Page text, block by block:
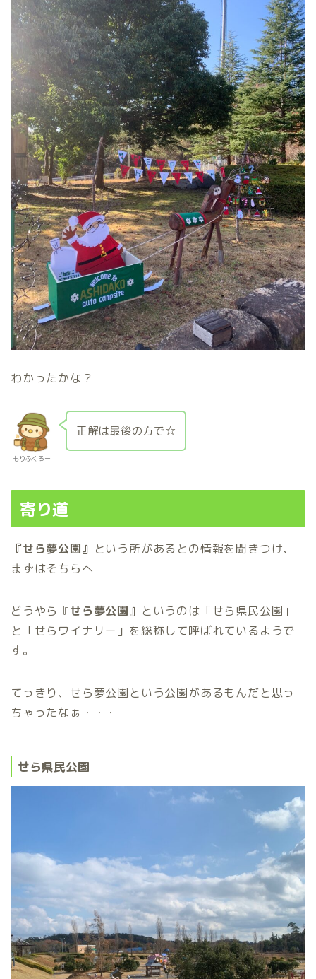
わかったかな？
もりふくろー
正解は最後の方で☆
寄り道
『せら夢公園』 という所があるとの情報を聞きつけ、
まずはそちらへ
どうやら『せら夢公園』 というのは「せら県民公園」
と「せらワイナリー」を総称して呼ばれているようで
す。
てっきり、せら夢公園という公園があるもんだと思っ
ちゃったなぁ・・・
せら県民公園